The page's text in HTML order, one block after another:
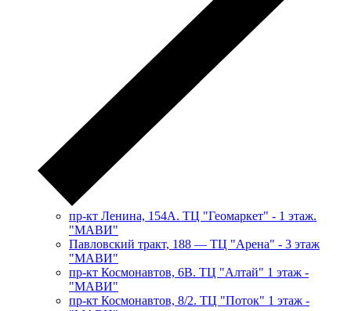
пр-кт Ленина, 154А. ТЦ "Геомаркет" - 1 этаж.
"МАВИ"
​Павловский тракт, 188 — ТЦ "Арена" - 3 этаж
"МАВИ"
пр-кт Космонавтов, 6В. ТЦ "Алтай" 1 этаж -
"МАВИ"
пр-кт Космонавтов, 8/2. ТЦ "Поток" 1 этаж -